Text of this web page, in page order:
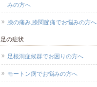
みの方へ
膝の痛み,膝関節痛でお悩みの方へ
足の症状
足根洞症候群でお困りの方へ
モートン病でお悩みの方へ